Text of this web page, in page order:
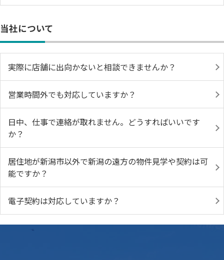
当社について
実際に店舗に出向かないと相談できませんか？
営業時間外でも対応していますか？
日中、仕事で連絡が取れません。どうすればいいです
か？
居住地が新潟市以外で新潟の遠方の物件見学や契約は可
能ですか？
電子契約は対応していますか？